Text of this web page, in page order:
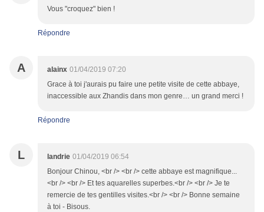
Vous "croquez" bien !
Répondre
A alainx 01/04/2019 07:20
Grace à toi j'aurais pu faire une petite visite de cette abbaye,
inaccessible aux Zhandis dans mon genre… un grand merci !
Répondre
L landrie 01/04/2019 06:54
Bonjour Chinou, <br /> <br /> cette abbaye est magnifique...
<br /> <br /> Et tes aquarelles superbes.<br /> <br /> Je te
remercie de tes gentilles visites.<br /> <br /> Bonne semaine
à toi - Bisous.